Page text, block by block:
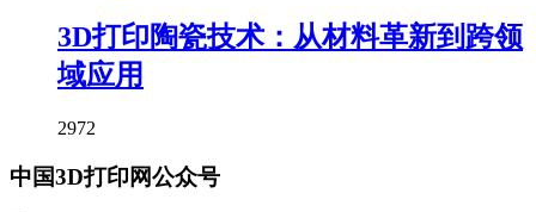
3D打印陶瓷技术：从材料革新到跨领
域应用
2972
中国3D打印网公众号